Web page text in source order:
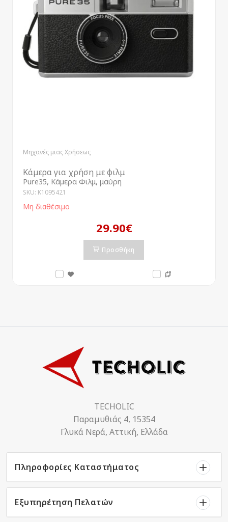
Μηχανές μιας Χρήσεως
Κάμερα για χρήση με φιλμ
Pure35, Κάμερα Φιλμ, μαύρη
SKU: K1095421
Μη διαθέσιμο
29.90€
Προσθήκη
TECHOLIC
Παραμυθιάς 4, 15354
Γλυκά Νερά, Αττική, Ελλάδα
Πληροφορίες Καταστήματος
Εξυπηρέτηση Πελατών